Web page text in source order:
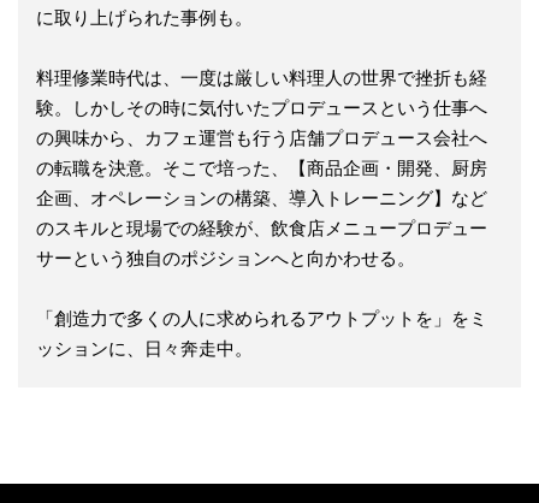
に取り上げられた事例も。
料理修業時代は、一度は厳しい料理人の世界で挫折も経
験。しかしその時に気付いたプロデュースという仕事へ
の興味から、カフェ運営も行う店舗プロデュース会社へ
の転職を決意。そこで培った、【商品企画・開発、厨房
企画、オペレーションの構築、導入トレーニング】など
のスキルと現場での経験が、飲食店メニュープロデュー
サーという独自のポジションへと向かわせる。
「創造力で多くの人に求められるアウトプットを」をミ
ッションに、日々奔走中。